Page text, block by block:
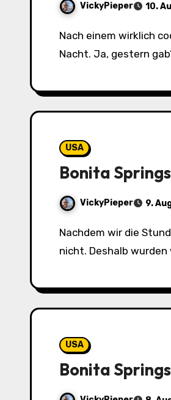
VickyPieper 10.
Nach einem wirklich coolen Abend, mit unseren Gastgerbern, wir waren in Bonita noch in einer Bar mit Live Music, hatten wir heute eine kurze
Nacht. Ja, gestern
USA
Bonita
VickyPieper 9.
Nachdem wir die Stunde abgewartet haben, sind wir einfach losgefahren. Ja, unser Auto war fertig, allerdings der Kostenvoranschlag noch
nicht. Deshalb
USA
Bonita